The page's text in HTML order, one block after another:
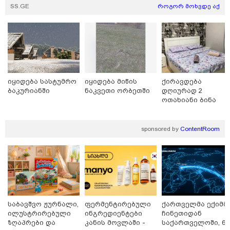
რა სასჯელი ემუქრება ნია იმნაძეს? - პროკურატურამ
09:52 / 07-08-2026
"რაკეტები ჩვენც გვჭირდება" - დონალდ ტრამპი
უკრაინისთვის Patriot-ის რაკეტების გაგზავნაზე
SS.GE როგორ მოხვდე აქ
იყიდება სასტუმრო
ბაკურიანში
იყიდება მიწის
ნაკვეთი ორბეთში
ქირავდება
დღიურად 2
ოთახიანი ბინა
sponsored by ContentRoom
საბავშვო ჟურნალი,
ილუსტრირებული
ზღაპრები და
ფერმენტირებული
ინგრედიენტები
კანის მოვლაში -
ქართველმა
ჩინეთიდან
საქართველოში, 6